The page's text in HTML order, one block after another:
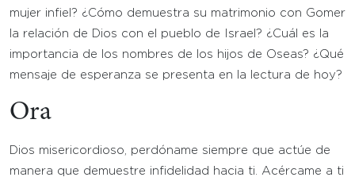
mujer infiel? ¿Cómo demuestra su matrimonio con Gomer
la relación de Dios con el pueblo de Israel? ¿Cuál es la
importancia de los nombres de los hijos de Oseas? ¿Qué
mensaje de esperanza se presenta en la lectura de hoy?
Ora
Dios misericordioso, perdóname siempre que actúe de
manera que demuestre infidelidad hacia ti. Acércame a ti